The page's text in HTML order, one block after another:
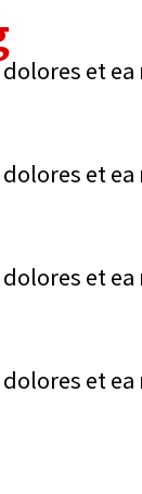
et
et
et
et